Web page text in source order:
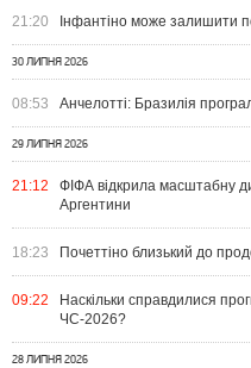
21:20 Інфантіно може залишити
30 ЛИПНЯ 2026
08:53 Анчелотті: Бразилія
29 ЛИПНЯ 2026
21:12
ФІФА відкрила масштабну
Аргентини
18:23 Почеттіно близький до
09:22
Наскільки справдилися
ЧС-2026?
28 ЛИПНЯ 2026